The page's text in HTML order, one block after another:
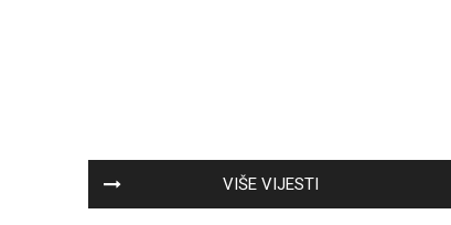
VIŠE VIJESTI